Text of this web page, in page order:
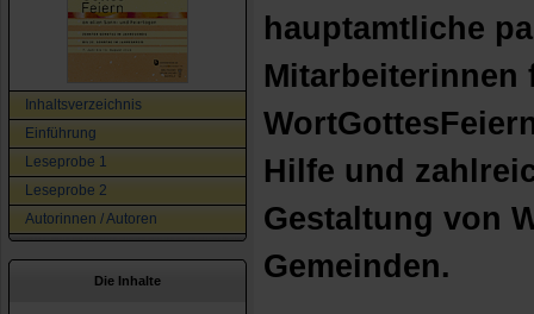
Inhaltsverzeichnis
Einführung
Leseprobe 1
Leseprobe 2
Autorinnen / Autoren
Die Inhalte
hauptamtliche
Mitarbeiterinnen
Hilfe und
Gestaltung von
Gemeinden.